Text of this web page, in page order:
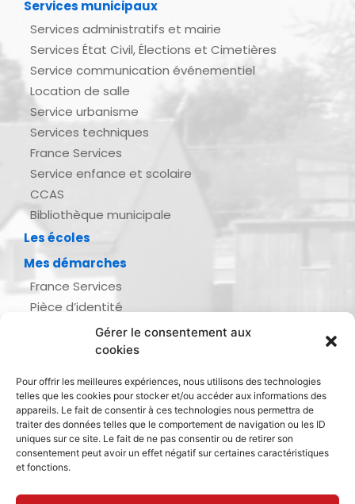
Gérer le consentement aux
cookies
Pour offrir les meilleures expériences, nous utilisons des technologies
telles que les cookies pour stocker et/ou accéder aux informations des
appareils. Le fait de consentir à ces technologies nous permettra de
traiter des données telles que le comportement de navigation ou les ID
uniques sur ce site. Le fait de ne pas consentir ou de retirer son
consentement peut avoir un effet négatif sur certaines caractéristiques
et fonctions.
Services municipaux
Services administratifs et mairie
Services État Civil, Élections et Cimetières
Service communication événementiel
Location de salle
Service urbanisme
Services techniques
France Services
Service enfance et scolaire
CCAS
Bibliothèque municipale
Les écoles
Mes démarches
France Services
Pièce d’identité
Demande d’actes d’état civil
Inscription listes électorales
Recensement militaire
Le journal de ma ville
Gestion des déchets